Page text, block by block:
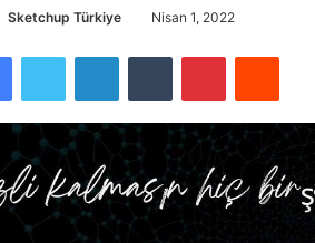
Sketchup Türkiye Nisan 1, 2022
FacebookTwitter LinkedInTumblr PinterestReddit